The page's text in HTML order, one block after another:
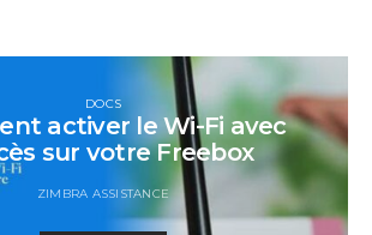
DOCS
activer le Wi-Fi avec
sur votre Freebox
ZIMBRA ASSISTANCE